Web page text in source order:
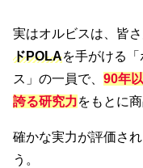
実はオルビスは、皆
ドPOLAを手がける
ス」の一員で、 90年
誇る研究力をもとに
確かな実力が評価さ
う。